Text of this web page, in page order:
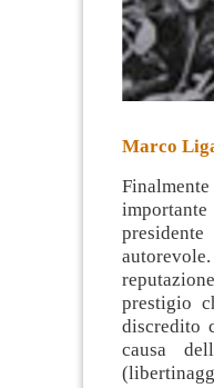
Marco
prestigio
discredito
causa